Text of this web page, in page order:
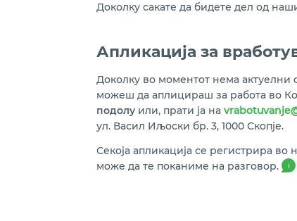
Доколку сакате да бидете дел од
Апликација за
Доколку во моментот нема актуелни
можеш да аплицираш за работа во
подолу или, прати ја на
ул. Васил Иљоски бр. 3, 1000 Скопје.
Секоја апликација се регистрира
може да те поканиме на разговор.
i